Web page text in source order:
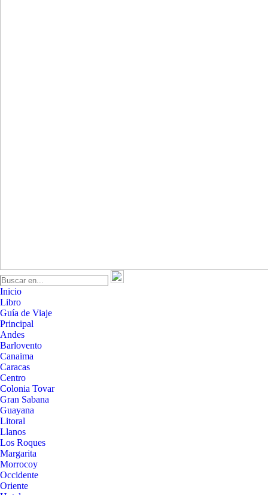
Inicio
Libro
Guía de Viaje
Principal
Andes
Barlovento
Canaima
Caracas
Centro
Colonia Tovar
Gran Sabana
Guayana
Litoral
Llanos
Los Roques
Margarita
Morrocoy
Occidente
Oriente